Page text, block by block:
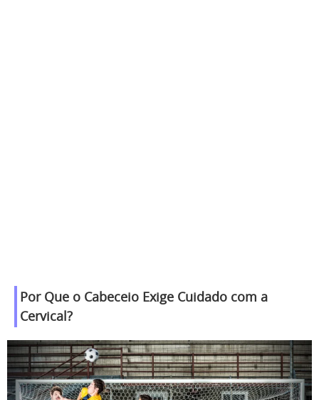
Por Que o Cabeceio Exige Cuidado com a
Cervical?